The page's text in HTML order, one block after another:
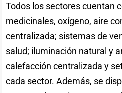
Todos los sectores cuentan
medicinales, oxígeno, aire
centralizada; sistemas de
salud; iluminación natural y
calefacción centralizada y
cada sector. Además, se